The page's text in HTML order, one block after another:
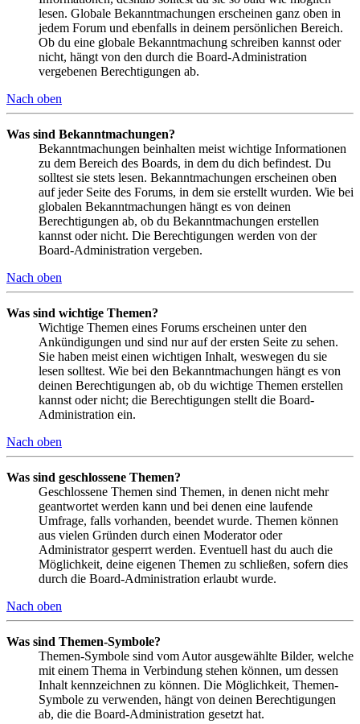
lesen. Globale Bekanntmachungen erscheinen ganz oben in
jedem Forum und ebenfalls in deinem persönlichen Bereich.
Ob du eine globale Bekanntmachung schreiben kannst oder
nicht, hängt von den durch die Board-Administration
vergebenen Berechtigungen ab.
Nach oben
Was sind Bekanntmachungen?
Bekanntmachungen beinhalten meist wichtige Informationen
zu dem Bereich des Boards, in dem du dich befindest. Du
solltest sie stets lesen. Bekanntmachungen erscheinen oben
auf jeder Seite des Forums, in dem sie erstellt wurden. Wie bei
globalen Bekanntmachungen hängt es von deinen
Berechtigungen ab, ob du Bekanntmachungen erstellen
kannst oder nicht. Die Berechtigungen werden von der
Board-Administration vergeben.
Nach oben
Was sind wichtige Themen?
Wichtige Themen eines Forums erscheinen unter den
Ankündigungen und sind nur auf der ersten Seite zu sehen.
Sie haben meist einen wichtigen Inhalt, weswegen du sie
lesen solltest. Wie bei den Bekanntmachungen hängt es von
deinen Berechtigungen ab, ob du wichtige Themen erstellen
kannst oder nicht; die Berechtigungen stellt die Board-
Administration ein.
Nach oben
Was sind geschlossene Themen?
Geschlossene Themen sind Themen, in denen nicht mehr
geantwortet werden kann und bei denen eine laufende
Umfrage, falls vorhanden, beendet wurde. Themen können
aus vielen Gründen durch einen Moderator oder
Administrator gesperrt werden. Eventuell hast du auch die
Möglichkeit, deine eigenen Themen zu schließen, sofern dies
durch die Board-Administration erlaubt wurde.
Nach oben
Was sind Themen-Symbole?
Themen-Symbole sind vom Autor ausgewählte Bilder, welche
mit einem Thema in Verbindung stehen können, um dessen
Inhalt kennzeichnen zu können. Die Möglichkeit, Themen-
Symbole zu verwenden, hängt von deinen Berechtigungen
ab, die die Board-Administration gesetzt hat.